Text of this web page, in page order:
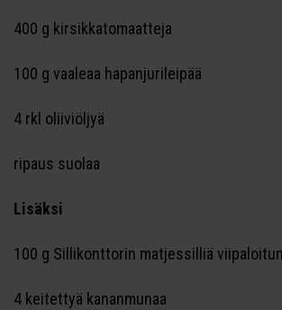
400 g kirsikkatomaatteja
100 g vaaleaa hapanjurileipää
4 rkl oliiviöljyä
ripaus suolaa
Lisäksi
100 g Sillikonttorin matjessilliä
4 keitettyä kananmunaa